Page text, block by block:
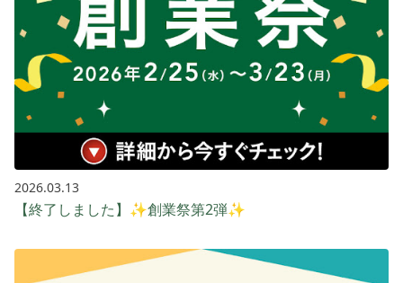
2026.03.13
【終了しました】✨創業祭第2弾✨